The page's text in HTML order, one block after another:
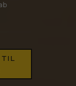
TIL